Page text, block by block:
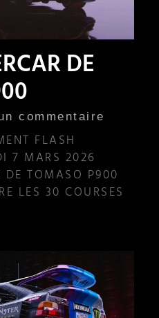
DE
commentaire
FLASH
7 MARS 2026
TOMASO P900
LES 30 COURSES